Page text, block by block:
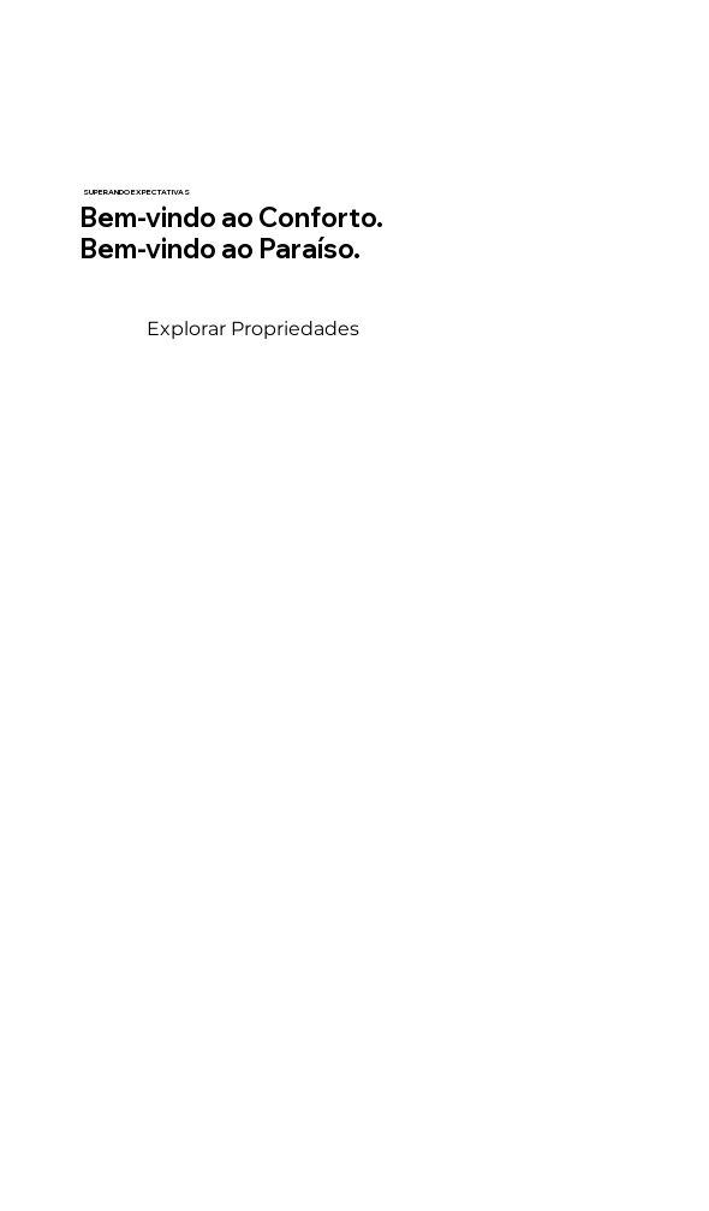
SUPERANDO EXPECTATIVAS
Bem-vindo ao Conforto.
Bem-vindo ao Paraíso.
Explorar Propriedades